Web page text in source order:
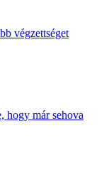
végzettséget
hogy már sehova